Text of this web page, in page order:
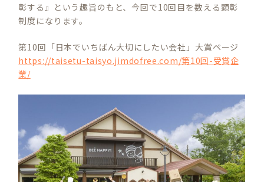
彰する』という趣旨のもと、今回で10回目を数える顕彰
制度になります。
第10回「日本でいちばん大切にしたい会社」大賞ページ
https://taisetu-taisyo.jimdofree.com/第10回-受賞企
業/